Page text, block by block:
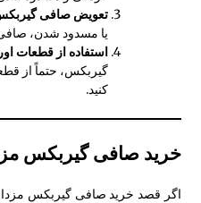
تعویض صافی
یا مسدود شدن،
استفاده از قطعات
گیربکس، حتماً از
کنید.
خرید صافی گیربکس مزدا 3